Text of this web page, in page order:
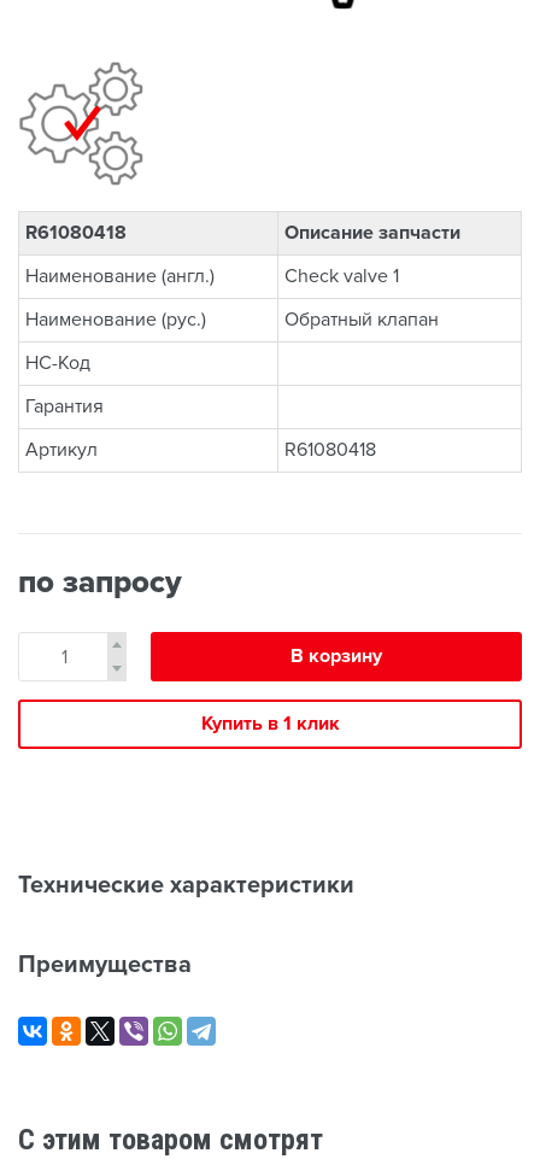
R61080418
Описание запчасти
Наименование (англ.)
Check valve 1
Наименование (рус.)
Обратный клапан
НС-Код
Гарантия
Артикул
R61080418
по запросу
В корзину
Купить в 1 клик
Технические характеристики
Преимущества
C этим товаром смотрят